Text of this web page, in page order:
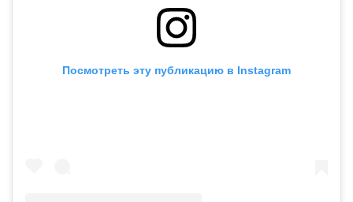
Посмотреть эту публикацию в Instagram